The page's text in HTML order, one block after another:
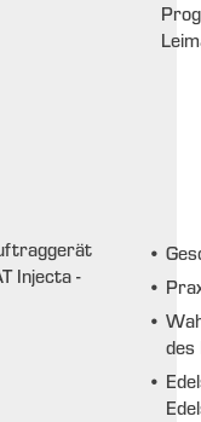
•
•
•
des
•